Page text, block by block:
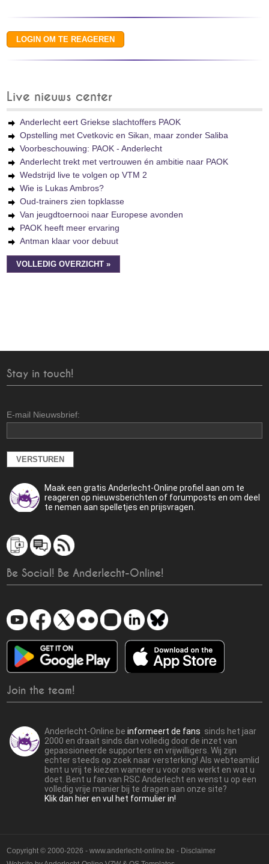
Live nieuws center
Anderlecht eert Griekse slachtoffers PAOK
Opstelling met Cvetkovic en Sikan, maar zonder Saliba
Voorbeschouwing: PAOK - Anderlecht
Anderlecht trekt met vertrouwen én ambitie naar PAOK
Wedstrijd live te volgen op VTM 2
Wie is Lukas Ambros?
Oud-trainers zien topklasse
Van jeugdtoernooi naar Europese avonden
PAOK heeft meer ervaring
Antman klaar voor debuut
VOLLEDIG OVERZICHT »
Stay in touch!
E-mail Nieuwsbrief:
Maak een gratis Anderlecht-Online profiel aan om te
reageren op nieuwsberichten of forumposts en om deel
te nemen aan spelletjes en prijsvragen.
Be Social! Be Anderlecht-Online!
Join the team!
Anderlecht-Online.beinformeert de fans sinds het jaar
2000 en draait sinds dan volledig door de inzet van
gepassioneerde supporters en vrijwilligers. Wij zijn
echter steeds op zoek naar versterking! Als webteamlid
bent u vrij te kiezen wanneer u voor ons werkt en wat u
doet. Bent u fan van RSC Anderlecht en wenst u op een
volledig vrije manier bij te dragen aan onze site?
Klik dan hier en vul het formulier in!
Copyright © 2000-2026 - www.anderlecht-online.be - Disclaimer